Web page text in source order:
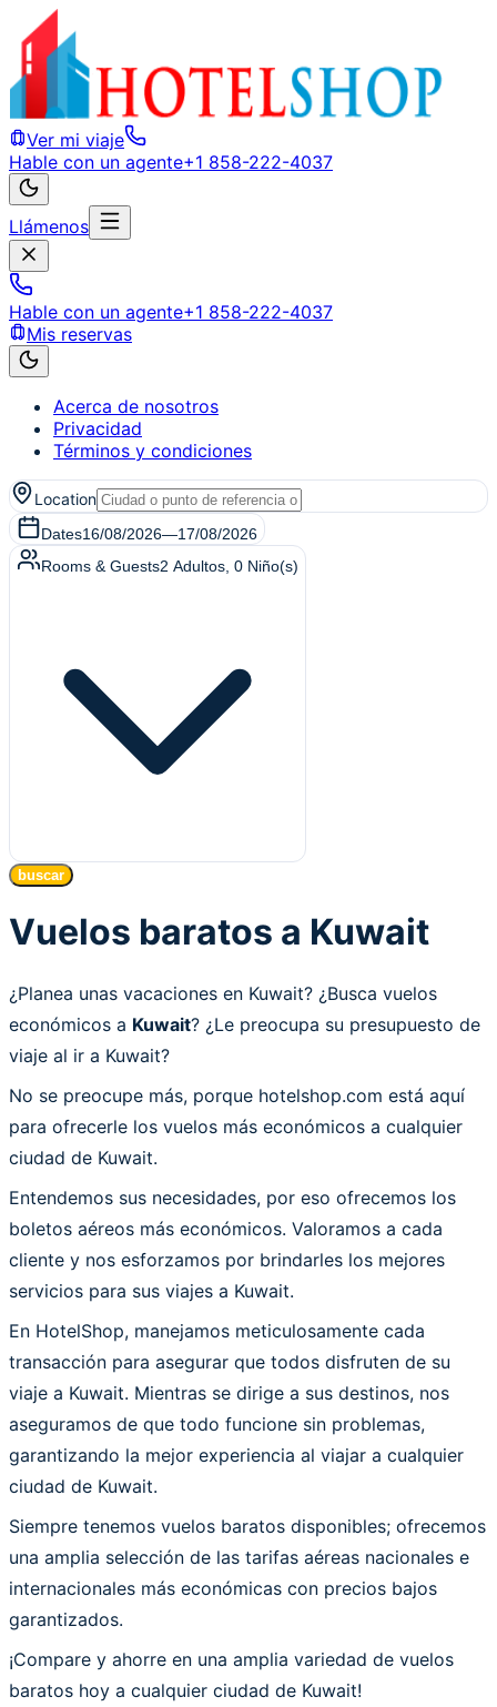
Ver mi viaje
Hable con un agente+1 858-222-4037
Llámenos
Hable con un agente+1 858-222-4037
Mis reservas
Acerca de nosotros
Privacidad
Términos y condiciones
Location
Dates16/08/2026—17/08/2026
Rooms & Guests2 Adultos 0 Niño(s)
buscar
Vuelos baratos a Kuwait
¿Planea unas vacaciones en Kuwait? ¿Busca vuelos
económicos a Kuwait? ¿Le preocupa su presupuesto de
viaje al ir a Kuwait?
No se preocupe más, porque hotelshop.com está aquí
para ofrecerle los vuelos más económicos a cualquier
ciudad de Kuwait.
Entendemos sus necesidades, por eso ofrecemos los
boletos aéreos más económicos. Valoramos a cada
cliente y nos esforzamos por brindarles los mejores
servicios para sus viajes a Kuwait.
En HotelShop, manejamos meticulosamente cada
transacción para asegurar que todos disfruten de su
viaje a Kuwait. Mientras se dirige a sus destinos, nos
aseguramos de que todo funcione sin problemas,
garantizando la mejor experiencia al viajar a cualquier
ciudad de Kuwait.
Siempre tenemos vuelos baratos disponibles; ofrecemos
una amplia selección de las tarifas aéreas nacionales e
internacionales más económicas con precios bajos
garantizados.
¡Compare y ahorre en una amplia variedad de vuelos
baratos hoy a cualquier ciudad de Kuwait!